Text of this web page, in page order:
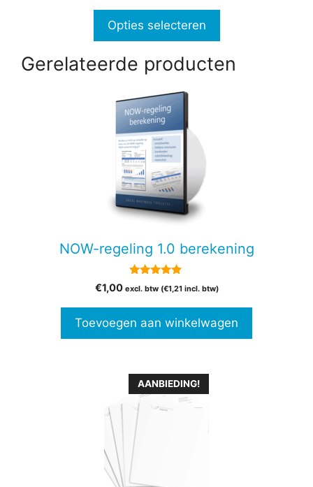
€115,66
Opties selecteren
productpagina
Gerelateerde producten
NOW-regeling 1.0 berekening
4.88
van 5
€1,00 excl. btw (€1,21 incl. btw)
Toevoegen aan winkelwagen
AANBIEDING!